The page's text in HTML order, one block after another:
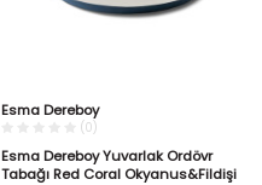
Esma Dereboy
(0)
Esma Dereboy Yuvarlak Ordövr
Tabağı Red Coral Okyanus&Fildişi